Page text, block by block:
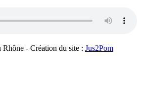
- Création du site : Jus2Pom